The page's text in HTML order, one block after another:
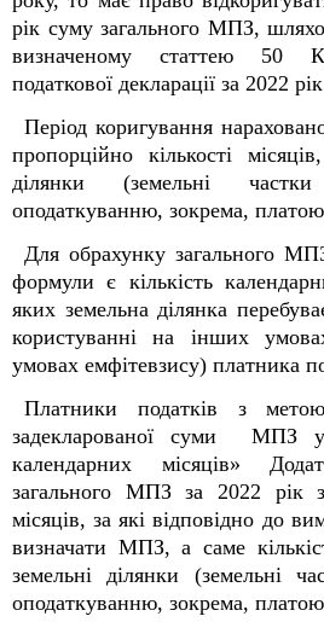
рік суму загального МПЗ,
визначеному статтею 50
податкової декларації за 2022
Період коригування
пропорційно кількості
ділянки (земельні
оподаткуванню, зокрема,
Для обрахунку загального
формули є кількість
яких земельна ділянка
користуванні на інших
умовах емфітевзису) платника
Платники податків з
задекларованої суми МПЗ у
календарних місяців»
загального МПЗ за 2022 рік
місяців, за які відповідно до
визначати МПЗ, а саме
земельні ділянки (земельні
оподаткуванню, зокрема,